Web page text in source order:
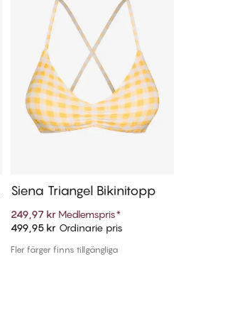
Lägg till i varukorg
Siena Triangel Bikinitopp
249,97 kr Medlemspris*
499,95 kr Ordinarie pris
Fler färger finns tillgängliga